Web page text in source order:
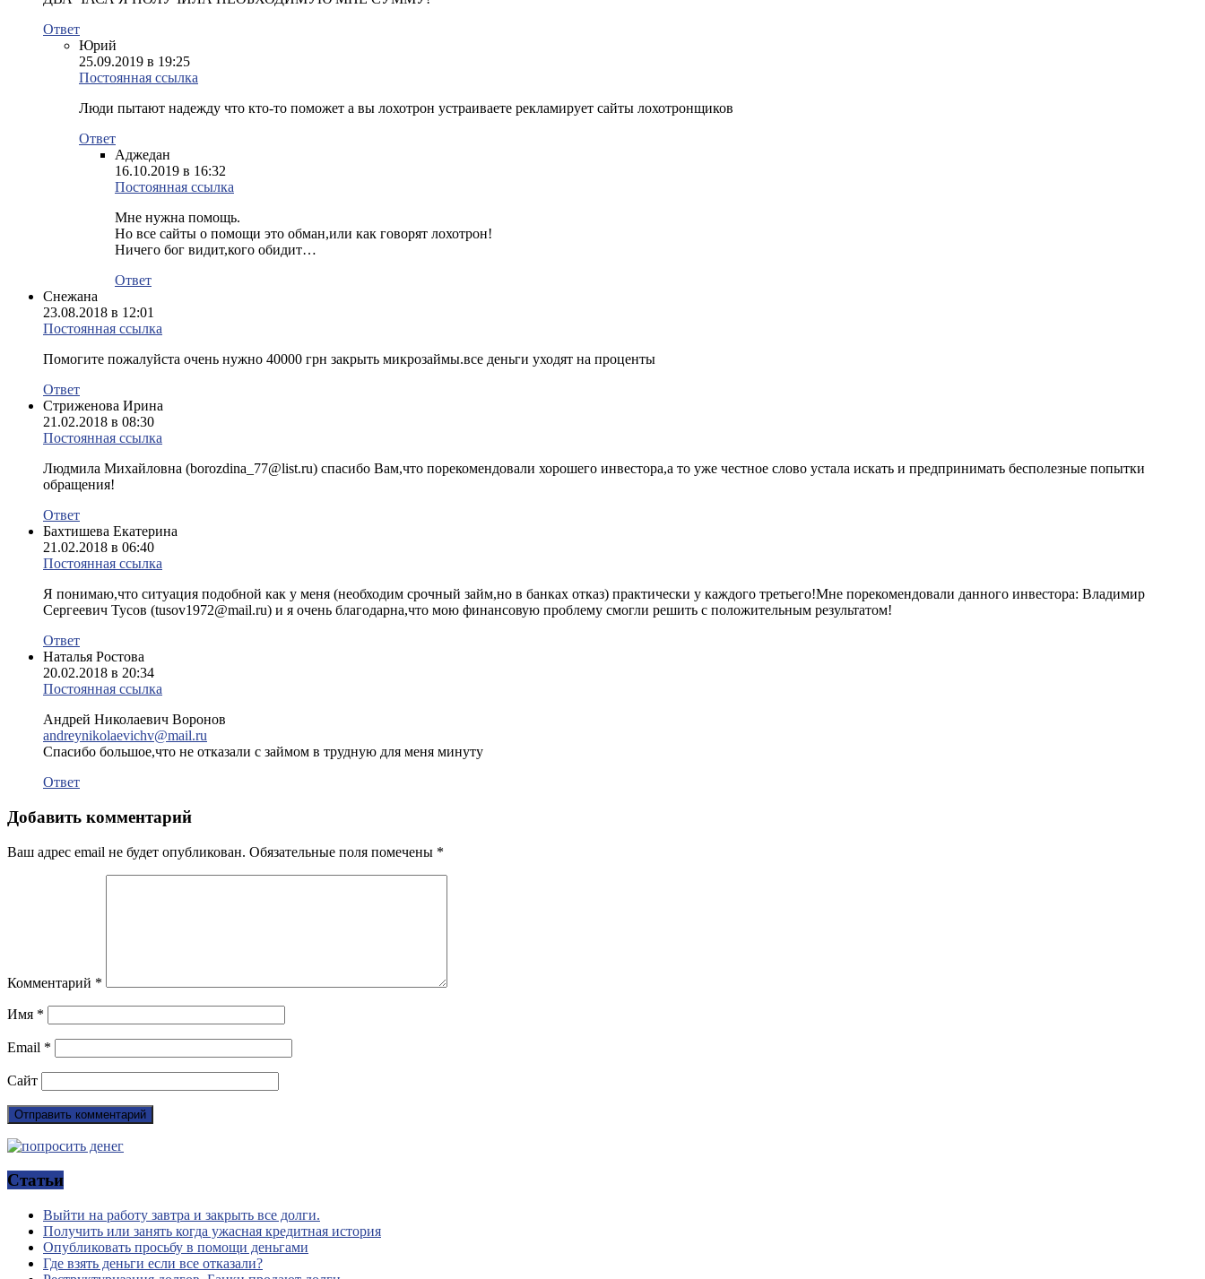
Ответ
Юрий
25.09.2019 в 19:25
Постоянная ссылка
Люди пытают надежду что кто-то поможет а вы лохотрон устраиваете рекламирует сайты лохотронщиков
Ответ
Аджедан
16.10.2019 в 16:32
Постоянная ссылка
Мне нужна помощь.
Но все сайты о помощи это обман,или как говорят лохотрон!
Ничего бог видит,кого обидит…
Ответ
Снежана
23.08.2018 в 12:01
Постоянная ссылка
Помогите пожалуйста очень нужно 40000 грн закрыть микрозаймы.все деньги уходят на проценты
Ответ
Стриженова Ирина
21.02.2018 в 08:30
Постоянная ссылка
Людмила Михайловна (borozdina_77@list.ru) спасибо Вам,что порекомендовали хорошего инвестора,а то уже честное слово устала искать и предпринимать бесполезные попытки
обращения!
Ответ
Бахтишева Екатерина
21.02.2018 в 06:40
Постоянная ссылка
Я понимаю,что ситуация подобной как у меня (необходим срочный займ,но в банках отказ) практически у каждого третьего!Мне порекомендовали данного инвестора: Владимир
Сергеевич Тусов (tusov1972@mail.ru) и я очень благодарна,что мою финансовую проблему смогли решить с положительным результатом!
Ответ
Наталья Ростова
20.02.2018 в 20:34
Постоянная ссылка
Андрей Николаевич Воронов
andreynikolaevichv@mail.ru
Спасибо большое,что не отказали с займом в трудную для меня минуту
Ответ
Добавить комментарий
Ваш адрес email не будет опубликован. Обязательные поля помечены *
Комментарий *
Имя *
Email *
Сайт
Статьи
Выйти на работу завтра и закрыть все долги.
Получить или занять когда ужасная кредитная история
Опубликовать просьбу в помощи деньгами
Где взять деньги если все отказали?